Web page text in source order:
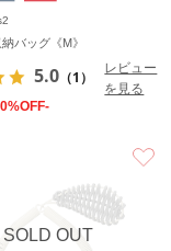
バッグ《M》
5.0 （1）
レビュー
を見る
SOLD OUT